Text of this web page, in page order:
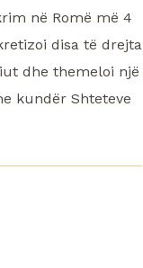
në Romë më 4
disa të drejta
dhe themeloi një
kundër Shteteve